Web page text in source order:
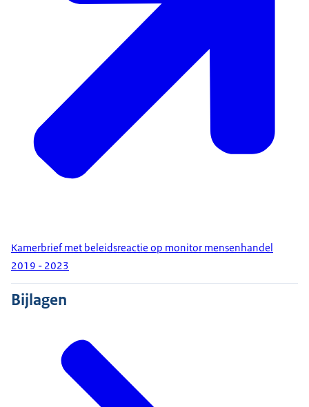
Kamerbrief met beleidsreactie op monitor mensenhandel
2019 - 2023
Bijlagen